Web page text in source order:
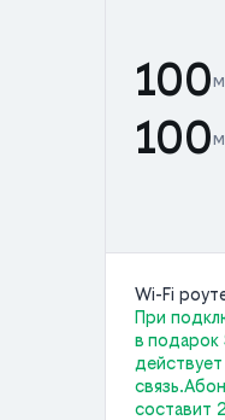
100
100
Wi-Fi
При
в подарок
составит